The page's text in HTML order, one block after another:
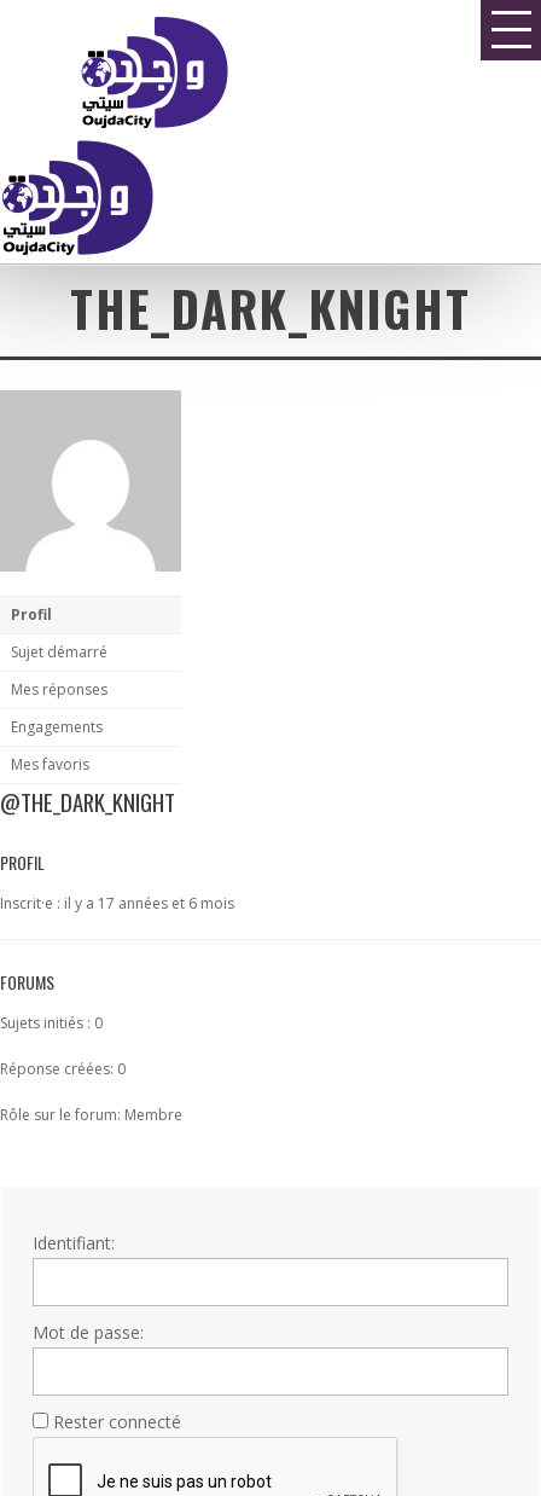
THE_DARK_KNIGHT
Profil
Sujet démarré
Mes réponses
Engagements
Mes favoris
@THE_DARK_KNIGHT
PROFIL
Inscrit·e : il y a 17 années et 6 mois
FORUMS
Sujets initiés : 0
Réponse créées: 0
Rôle sur le forum: Membre
Identifiant:
Mot de passe:
Rester connecté